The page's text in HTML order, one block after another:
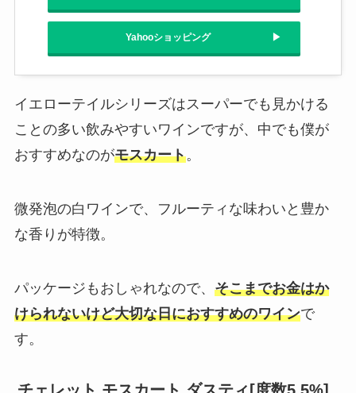
Yahooショッピング
イエローテイルシリーズはスーパーでも見かける
ことの多い飲みやすいワインですが、中でも僕が
おすすめなのがモスカート。
微発泡の白ワインで、フルーティな味わいと豊か
な香りが特徴。
パッケージもおしゃれなので、 そこまでお金はか
けられないけど大切な日におすすめのワインで
す。